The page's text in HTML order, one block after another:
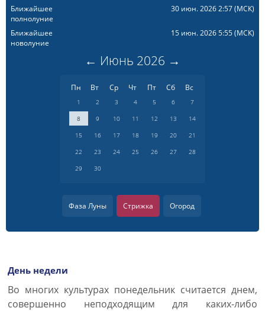
Ближайшее
полнолуние
30 июн. 2026 2:57(МСК)
Ближайшее
новолуние
15 июн. 2026 5:55(МСК)
← Июнь 2026 →
Пн Вт Ср Чт Пт Сб Вс
1 2 3 4 5 6
7
8
9 10 11 12 13
14
15
16 17 18 19 20
21
22
23 24 25 26 27
28
29
30
Фаза Луны Стрижка Огород
День недели
Во многих культурах понедельник считается днем,
совершенно неподходящим для каких-либо